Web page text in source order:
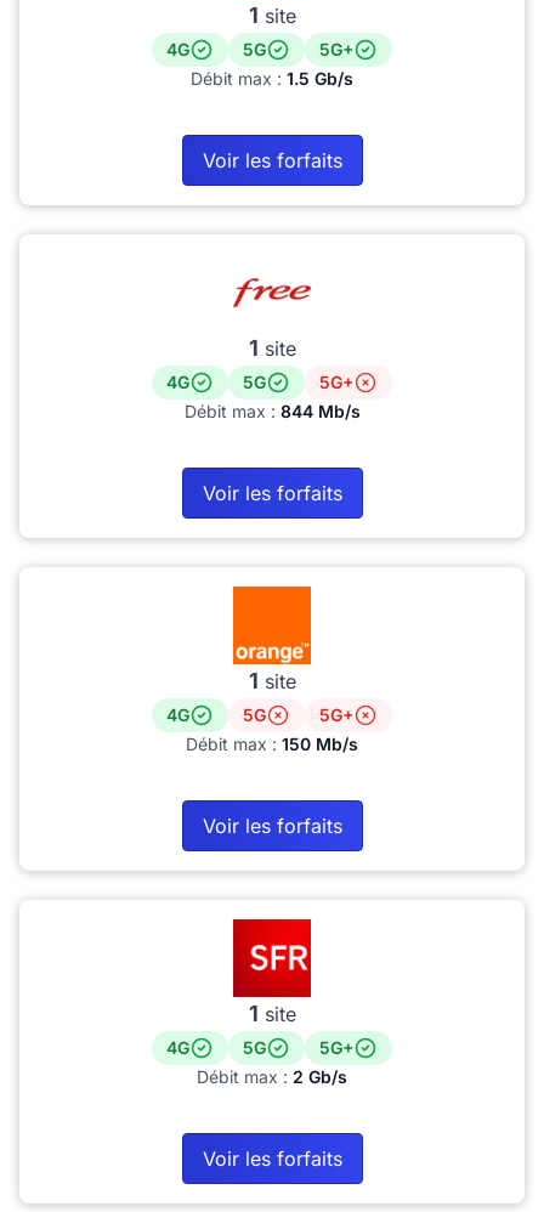
1 site
4G 5G
5G+
Débit max : 1.5 Gb/s
Voir les forfaits
1 site
4G 5G
5G+
Débit max : 844 Mb/s
Voir les forfaits
1 site
4G 5G
5G+
Débit max : 150 Mb/s
Voir les forfaits
1 site
4G 5G
5G+
Débit max : 2 Gb/s
Voir les forfaits